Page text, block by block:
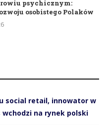
psychicznym:
osobistego Polaków
social retail, innowator w
na rynek polski